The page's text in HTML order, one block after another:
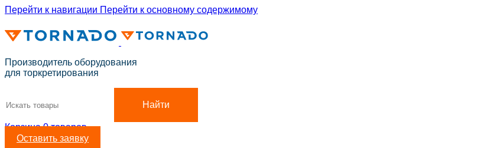
Перейти к навигации Перейти к основному содержимому
Производитель оборудования
для торкретирования
Найти
Корзина0товаров
Оставить заявку